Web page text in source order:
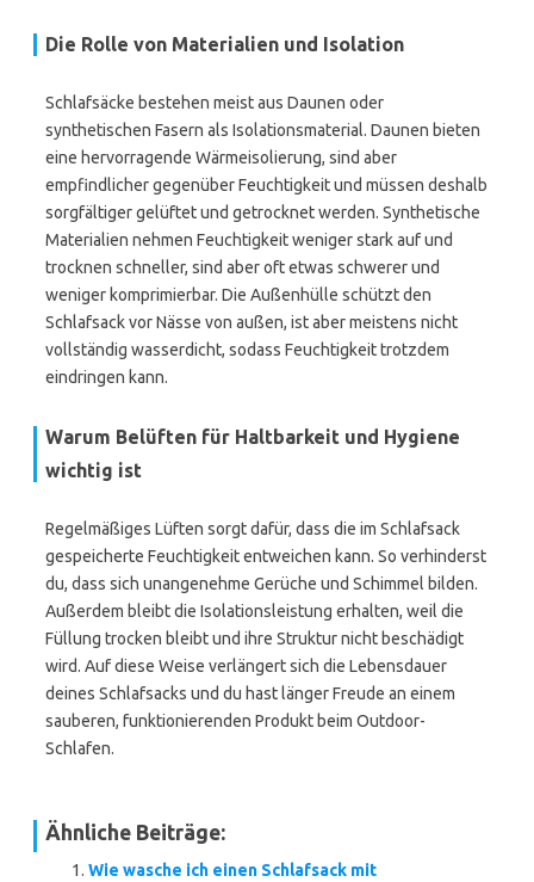
Die Rolle von Materialien und Isolation
Schlafsäcke bestehen meist aus Daunen oder
synthetischen Fasern als Isolationsmaterial. Daunen bieten
eine hervorragende Wärmeisolierung, sind aber
empfindlicher gegenüber Feuchtigkeit und müssen deshalb
sorgfältiger gelüftet und getrocknet werden. Synthetische
Materialien nehmen Feuchtigkeit weniger stark auf und
trocknen schneller, sind aber oft etwas schwerer und
weniger komprimierbar. Die Außenhülle schützt den
Schlafsack vor Nässe von außen, ist aber meistens nicht
vollständig wasserdicht, sodass Feuchtigkeit trotzdem
eindringen kann.
Warum Belüften für Haltbarkeit und Hygiene
wichtig ist
Regelmäßiges Lüften sorgt dafür, dass die im Schlafsack
gespeicherte Feuchtigkeit entweichen kann. So verhinderst
du, dass sich unangenehme Gerüche und Schimmel bilden.
Außerdem bleibt die Isolationsleistung erhalten, weil die
Füllung trocken bleibt und ihre Struktur nicht beschädigt
wird. Auf diese Weise verlängert sich die Lebensdauer
deines Schlafsacks und du hast länger Freude an einem
sauberen, funktionierenden Produkt beim Outdoor-
Schlafen.
Ähnliche Beiträge:
Wie wasche ich einen Schlafsack mit